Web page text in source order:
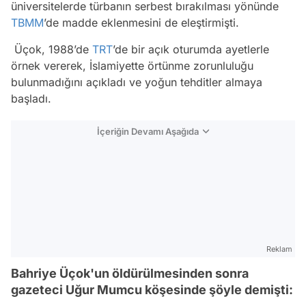
üniversitelerde türbanın serbest bırakılması yönünde
TBMM’de madde eklenmesini de eleştirmişti.
Üçok, 1988’de TRT’de bir açık oturumda ayetlerle
örnek vererek, İslamiyette örtünme zorunluluğu
bulunmadığını açıkladı ve yoğun tehditler almaya
başladı.
İçeriğin Devamı Aşağıda
Reklam
Bahriye Üçok'un öldürülmesinden sonra
gazeteci Uğur Mumcu köşesinde şöyle demişti: